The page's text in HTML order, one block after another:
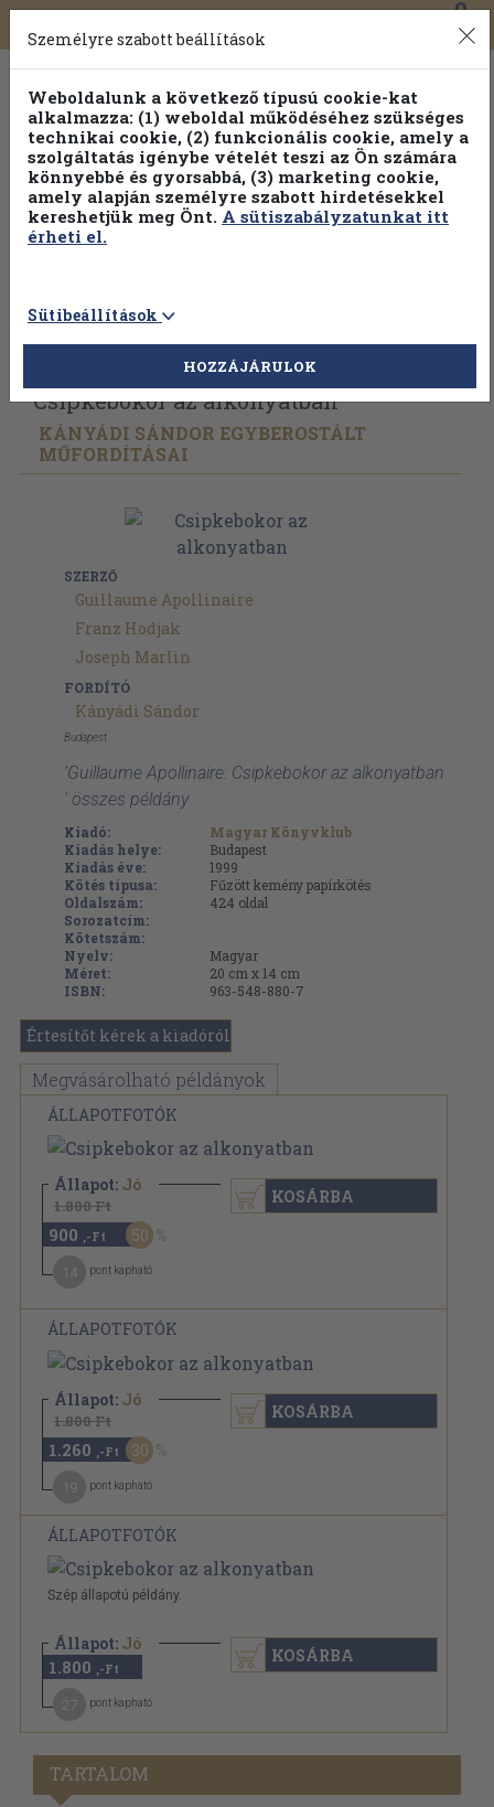
Toggle
navigation
0
Vissza az előző oldalra Válasszon példányt
Csipkebokor az alkonyatban
KÁNYÁDI SÁNDOR EGYBEROSTÁLT
MŰFORDÍTÁSAI
SZERZŐ
Guillaume Apollinaire
Franz Hodjak
Joseph Marlin
FORDÍTÓ
Kányádi Sándor
Budapest
'Guillaume Apollinaire: Csipkebokor az alkonyatban
' összes példány
Kiadó:
Magyar Könyvklub
Kiadás helye:
Budapest
Kiadás éve:
1999
Kötés típusa:
Fűzött kemény papírkötés
Oldalszám:
424 oldal
Sorozatcím:
Kötetszám:
Nyelv:
Magyar
Méret:
20 cm x 14 cm
ISBN:
963-548-880-7
Értesítőt kérek a kiadóról
Megvásárolható példányok
ÁLLAPOTFOTÓK
Állapot: Jó
1.800 Ft
900 ,-Ft 50
pont kapható
KOSÁRBA
ÁLLAPOTFOTÓK
Állapot: Jó
1.800 Ft
1.260 ,-Ft 30
pont kapható
KOSÁRBA
ÁLLAPOTFOTÓK
Szép állapotú példány.
Állapot: Jó
1.800 ,-Ft
pont kapható
KOSÁRBA
TARTALOM
Személyre szabott beállítások
Weboldalunk a következő típusú cookie-kat
alkalmazza: (1) weboldal működéséhez szükséges
technikai cookie, (2) funkcionális cookie, amely a
szolgáltatás igénybe vételét teszi az Ön számára
könnyebbé és gyorsabbá, (3) marketing cookie,
amely alapján személyre szabott hirdetésekkel
kereshetjük meg Önt. A sütiszabályzatunkat itt
érheti el.
Sütibeállítások
HOZZÁJÁRULOK